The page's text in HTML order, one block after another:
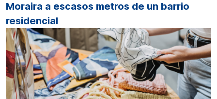
Moraira a escasos metros de un barrio
residencial